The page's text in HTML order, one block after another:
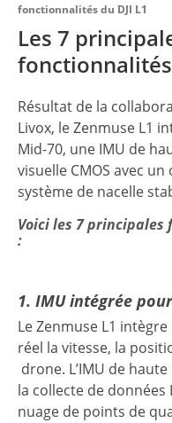
fonctionnalités du DJI L1
Les 7
fonctionnalités
Résultat de la
Livox, le Zenmuse L1
Mid-70, une IMU de
visuelle CMOS avec
système de nacelle
Voici les 7 principales
:
1. IMU intégrée
Le Zenmuse L1
réel la vitesse, la
drone. L’IMU de
la collecte de données
nuage de points de